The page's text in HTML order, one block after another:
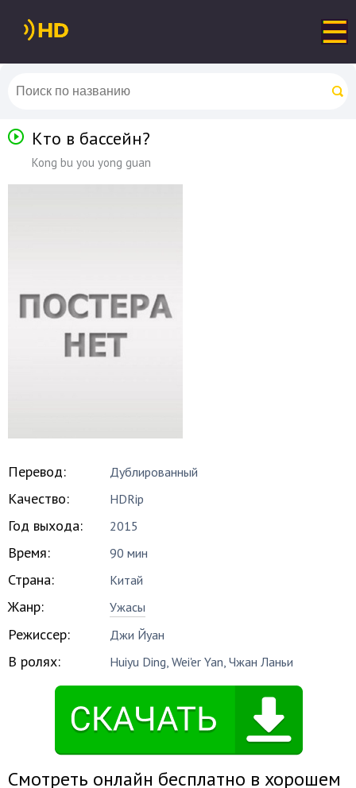
Кто в бассейн?
Kong bu you yong guan
Перевод: Дублированный
Качество: HDRip
Год выхода: 2015
Время: 90 мин
Страна: Китай
Жанр: Ужасы
Режиссер: Джи Йуан
В ролях: Huiyu Ding,Wei'er Yan,Чжан Ланьи
Смотреть онлайн бесплатно в хорошем